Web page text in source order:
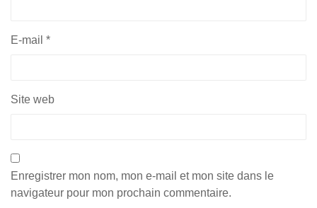
E-mail *
Site web
Enregistrer mon nom, mon e-mail et mon site dans le
navigateur pour mon prochain commentaire.